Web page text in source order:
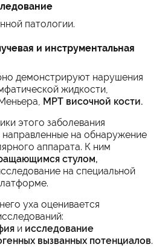
патологии.
и инструментальная
демонстрируют нарушения
жидкости,
МРТ височной кости.
этого заболевания
на обнаружение
аппарата. К ним
стулом,
на специальной
уха оценивается
и исследование
вызванных потенциалов.